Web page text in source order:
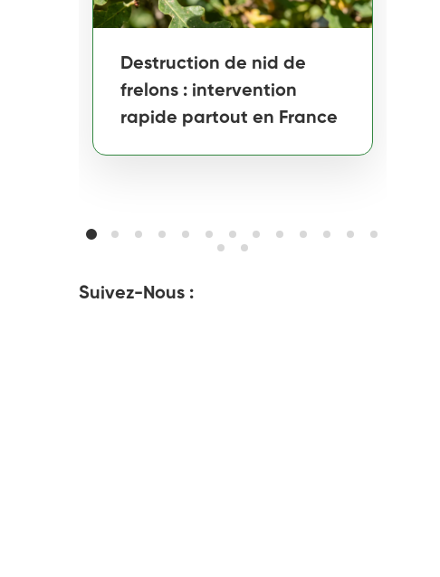
Destruction de nid de
frelons : intervention
rapide partout en France
Suivez-Nous :